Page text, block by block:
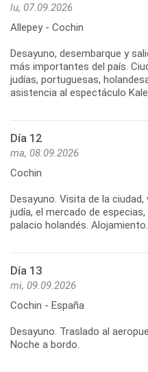
lu, 07.09.2026
Allepey - Cochin
Desayuno, desembarque y
más importantes del país.
judías, portuguesas,
asistencia al espectáculo
Día 12
ma, 08.09.2026
Cochin
Desayuno. Visita de la
judía, el mercado de
palacio holandés. Alojamiento.
Día 13
mi, 09.09.2026
Cochin - España
Desayuno. Traslado al
Noche a bordo.